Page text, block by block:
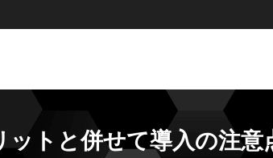
トと併せて導入の注意